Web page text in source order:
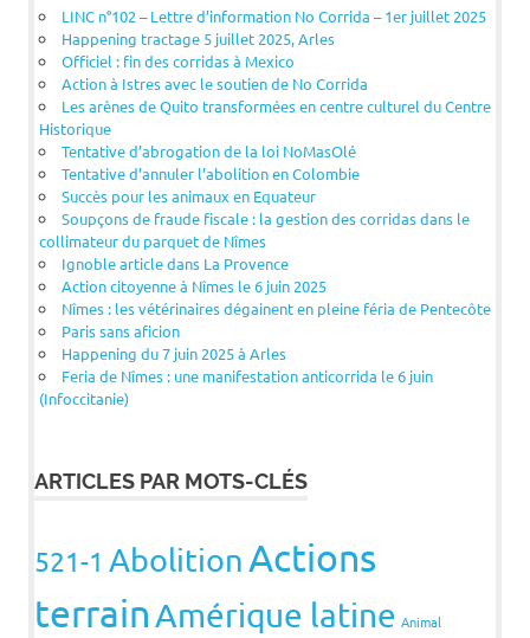
LINC n°102 – Lettre d’information No Corrida – 1er juillet 2025
Happening tractage 5 juillet 2025, Arles
Officiel : fin des corridas à Mexico
Action à Istres avec le soutien de No Corrida
Les arènes de Quito transformées en centre culturel du Centre
Historique
Tentative d’abrogation de la loi NoMasOlé
Tentative d’annuler l’abolition en Colombie
Succès pour les animaux en Equateur
Soupçons de fraude fiscale : la gestion des corridas dans le
collimateur du parquet de Nîmes
Ignoble article dans La Provence
Action citoyenne à Nîmes le 6 juin 2025
Nîmes : les vétérinaires dégainent en pleine féria de Pentecôte
Paris sans aficion
Happening du 7 juin 2025 à Arles
Feria de Nîmes : une manifestation anticorrida le 6 juin
(Infoccitanie)
ARTICLES PAR MOTS-CLÉS
521-1 AbolitionActions
terrainAmérique latine Animal